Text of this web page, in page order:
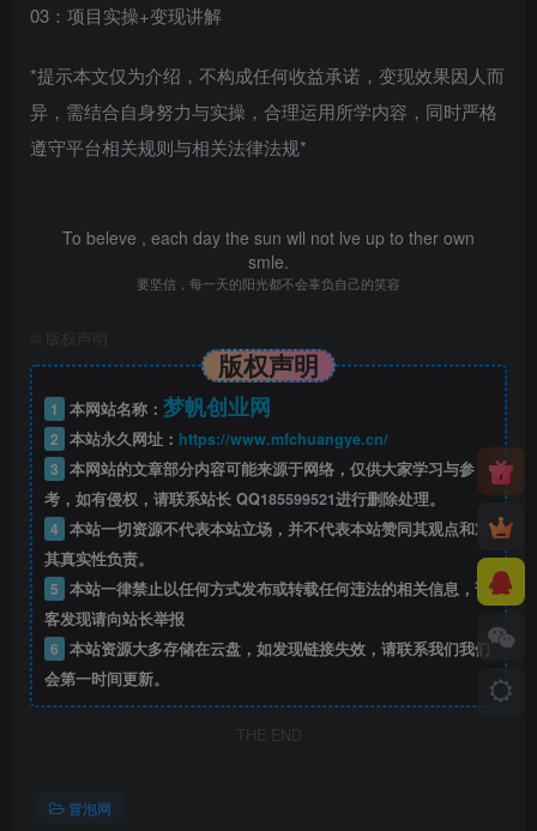
03：项目实操+变现讲解
*提示本文仅为介绍，不构成任何收益承诺，变现效果因人而
异，需结合自身努力与实操，合理运用所学内容，同时严格
遵守平台相关规则与相关法律法规*
To beleve , each day the sun wll not lve up to ther own
smle.
要坚信，每一天的阳光都不会辜负自己的笑容
版权声明
版权声明
1 本网站名称： 梦帆创业网
2 本站永久网址： https://www.mfchuangye.cn/
3 本网站的文章部分内容可能来源于网络，仅供大家学习与参
考，如有侵权，请联系站长 QQ185599521进行删除处理。
4 本站一切资源不代表本站立场，并不代表本站赞同其观点和对
其真实性负责。
5 本站一律禁止以任何方式发布或转载任何违法的相关信息，访
客发现请向站长举报
6 本站资源大多存储在云盘，如发现链接失效，请联系我们我们
会第一时间更新。
THE END
冒泡网